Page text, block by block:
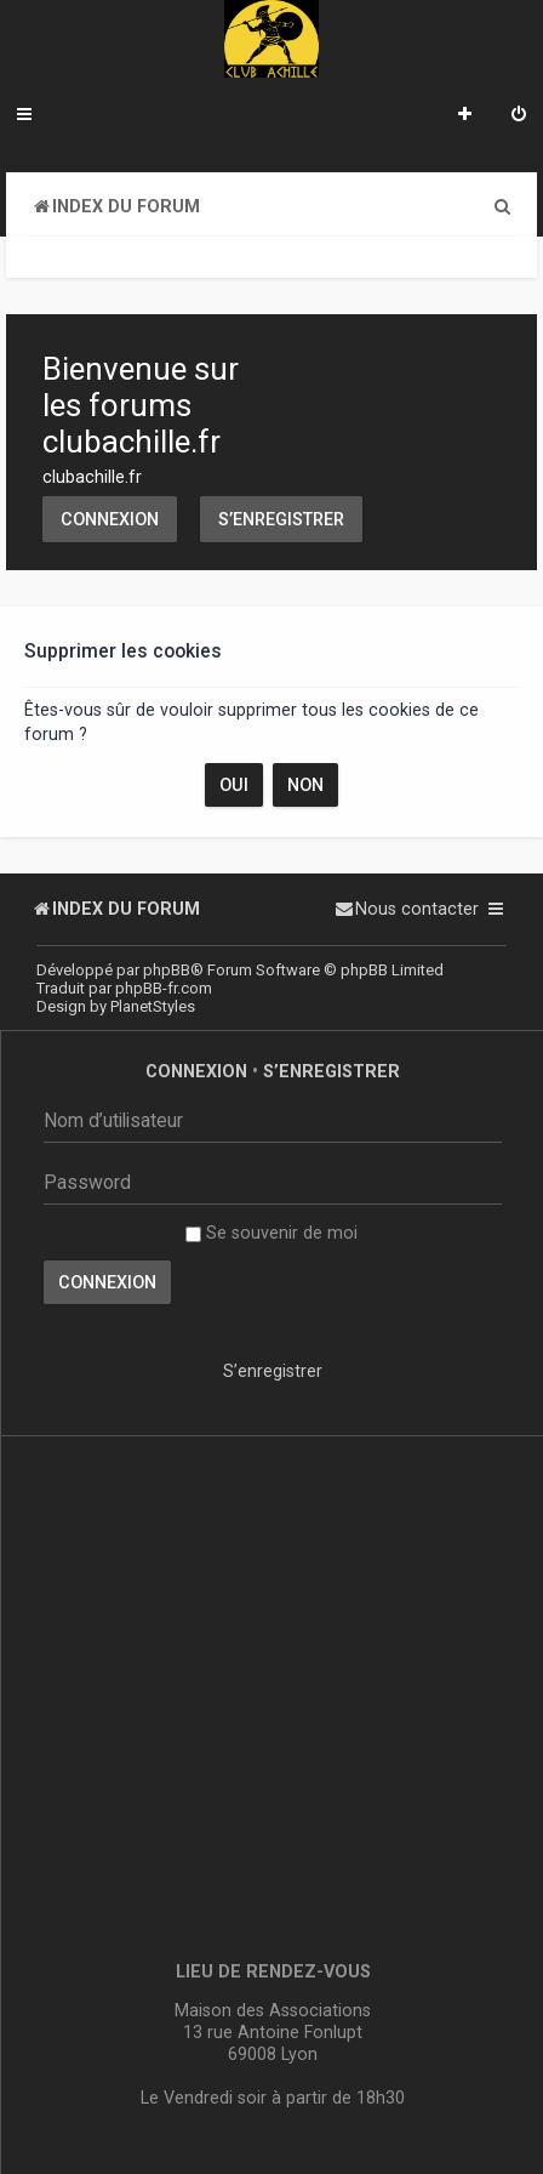
INDEX DU FORUM
h
Bienvenue sur
les forums
clubachille.fr
clubachille.fr
CONNEXION S’ENREGISTRER
Supprimer les cookies
Êtes-vous sûr de vouloir supprimer tous les cookies de ce
forum ?
INDEX DU FORUM Nous contacter
Développé parphpBB® Forum Software © phpBB Limited
Traduit parphpBB-fr.com
Design by PlanetStyles
CONNEXION • S’ENREGISTRER
Se souvenir de moi
S’enregistrer
LIEU DE RENDEZ-VOUS
Maison des Associations
13 rue Antoine Fonlupt
69008 Lyon
Le Vendredi soir à partir de 18h30